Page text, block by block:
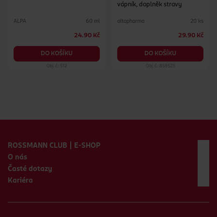
ALPA 60 ml
24.90 Kč
DO KOŠÍKU
Obj. č.: 512
vápník, doplněk stravy
altapharma 20 ks
29.90 Kč
DO KOŠÍKU
Obj. č.: 859523
ROSSMANN CLUB | E-SHOP
O nás
Časté dotazy
Kariéra